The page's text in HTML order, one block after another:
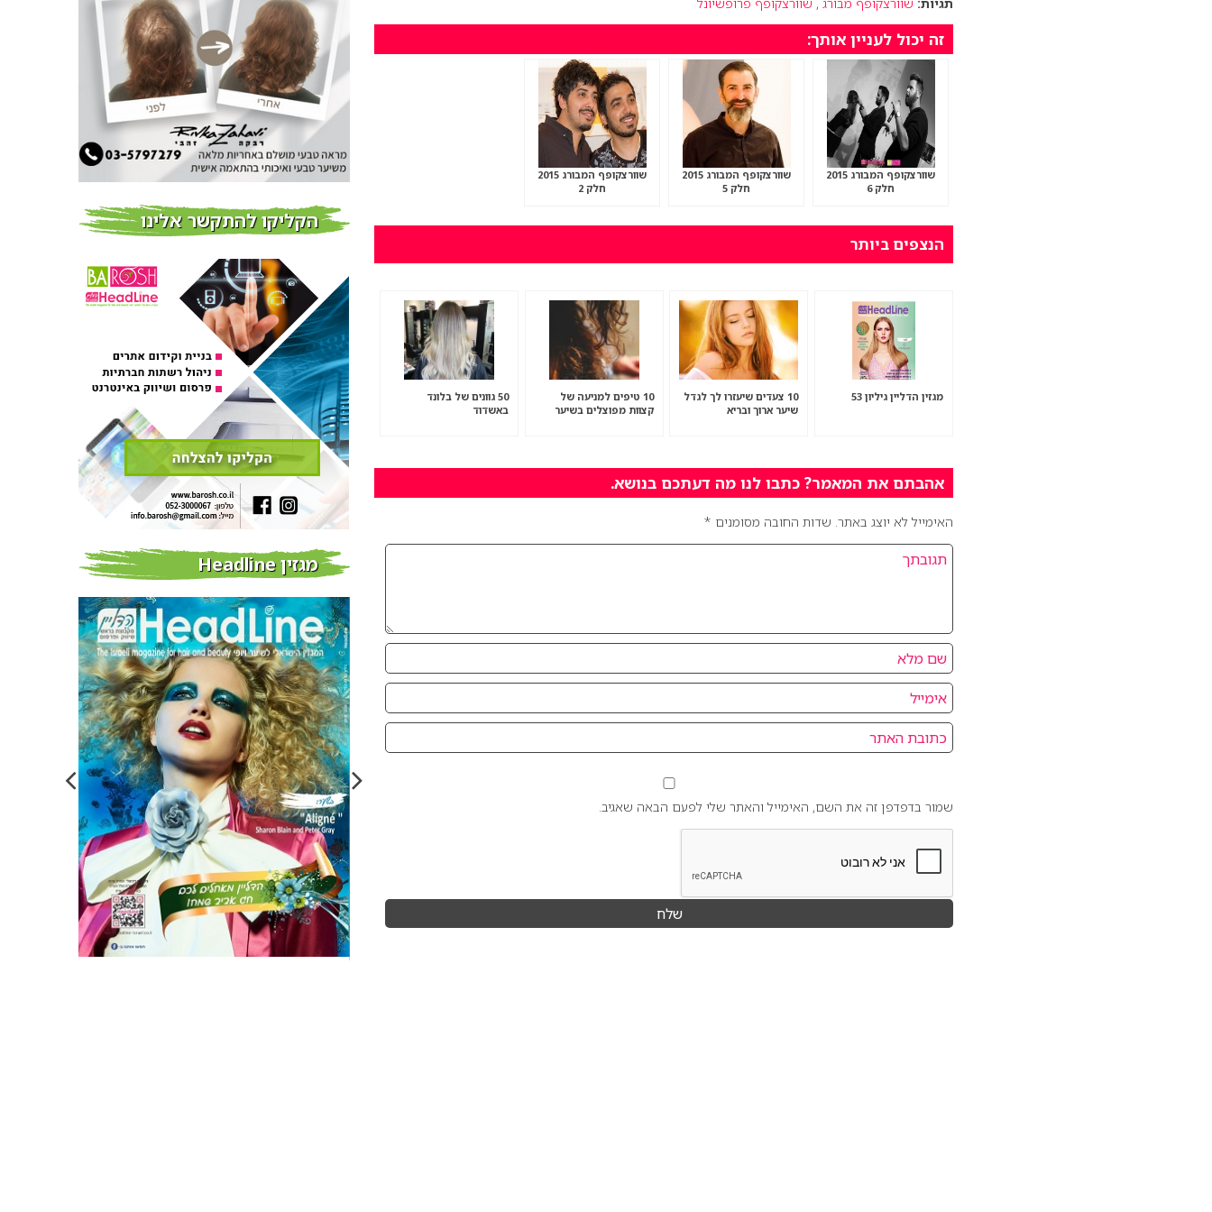
זה יכול לעניין אותך:
שוורצקופף המבורג 2015
חלק 6
שוורצקופף המבורג 2015
חלק 5
שוורצקופף המבורג 2015
חלק 2
הנצפים ביותר
מגזין הדליין גיליון 53
10 צעדים שיעזרו לך לגדל
שיער ארוך ובריא
10 טיפים למניעה של
קצוות מפוצלים בשיער
50 גוונים של בלונד
באשדוד
אהבתם את המאמר? כתבו לנו מה דעתכם בנושא.
האימייל לא יוצג באתר. שדות החובה מסומנים *
שמור בדפדפן זה את השם, האימייל והאתר שלי לפעם הבאה שאגיב.
צמידי שיער – המומחים
לצמידי שיער ברמת השרון
חדשות
פרוברי PROBERRY מוצרי
שיער מבוססי גוג’י ברי
חדש על המדף
כובשת את השטח עם יום
הדרכה מוצלח נוסף
אירועים בארץ
הקליקו להתקשר אלינו
מגזין Headline